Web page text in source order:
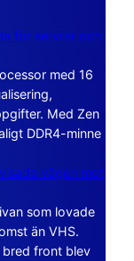
för servrar och
med 16
Med Zen
DDR4-minne
vägen mot
som lovade
än VHS.
front blev